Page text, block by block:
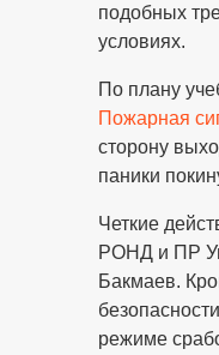
подобных
условиях.
По плану
Пожарная
сторону
паники
Четкие
РОНД и ПР
Бакмаев.
режиме